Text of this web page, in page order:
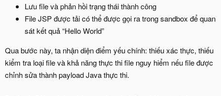
Lưu file và phản hồi trạng thái thành công
File JSP được tải có thể được gọi ra trong sandbox để quan
sát kết quả “Hello World”
Qua bước này, ta nhận diện điểm yếu chính: thiếu xác thực, thiếu
kiểm tra loại file và khả năng thực thi file nguy hiểm nếu file được
chỉnh sửa thành payload Java thực thi.